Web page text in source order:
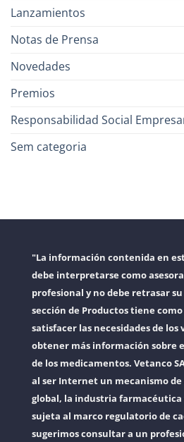
Lanzamientos
Notas de Prensa
Novedades
Premios
Responsabilidad Social
Sem categoria
"La información contenida en
debe interpretarse como
profesional y no debe retrasar su
sección de Productos tiene
satisfacer las necesidades de
obtener más información sobre
de los medicamentos. Vetanco
al ser Internet un mecanismo
global, la industria
sujeta al marco regulatorio de
sugerimos consultar a un